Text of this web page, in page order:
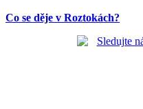
Co se děje v Roztokách?